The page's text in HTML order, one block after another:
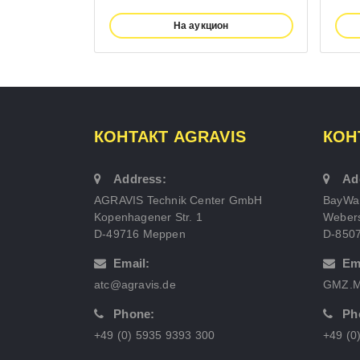
На аукцион
КОНТАКТ AGRAVIS
Address:
AGRAVIS Technik Center GmbH
Kopenhagener Str. 1
D-49716 Meppen
Email:
atc@agravis.de
Phone:
+49 (0) 5935 9393 300
D-
+49